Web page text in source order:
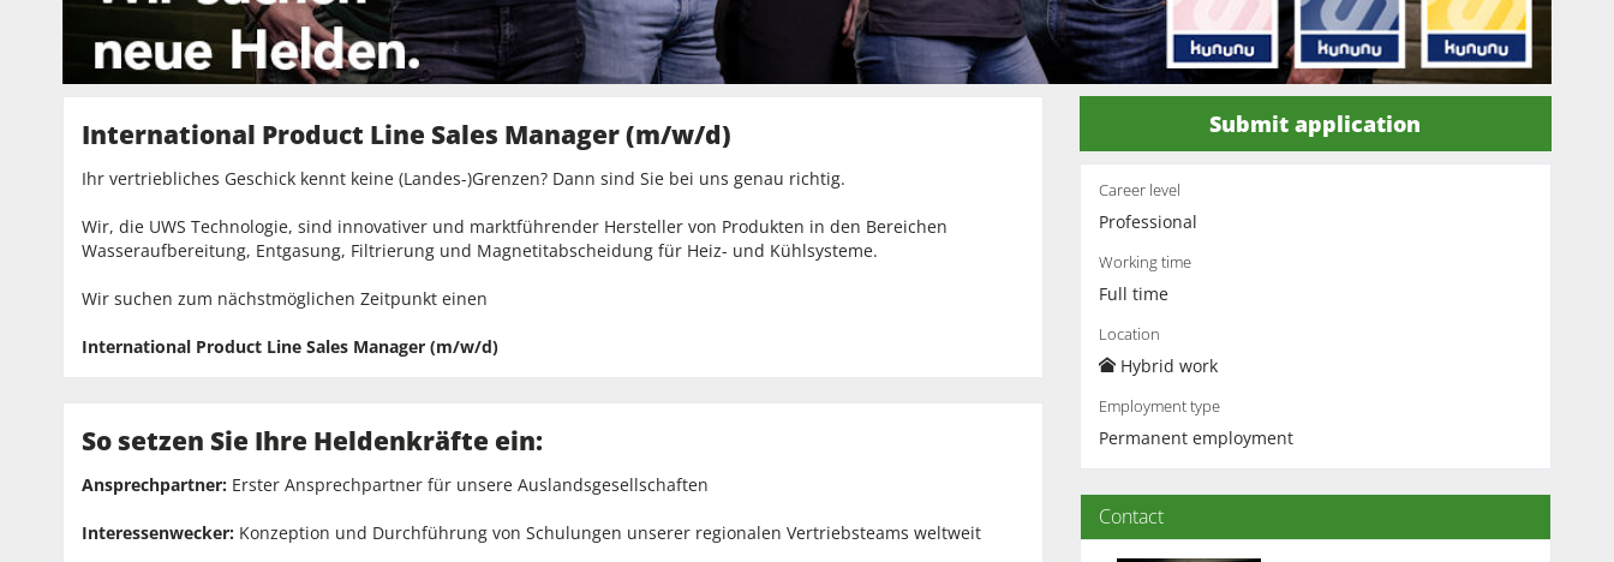
International Product Line Sales Manager (m/w/d)
Ihr vertriebliches Geschick kennt keine (Landes-)Grenzen? Dann sind Sie bei uns genau richtig.
Wir, die UWS Technologie, sind innovativer und marktführender Hersteller von Produkten in den Bereichen
Wasseraufbereitung, Entgasung, Filtrierung und Magnetitabscheidung für Heiz- und Kühlsysteme.
Wir suchen zum nächstmöglichen Zeitpunkt einen
International Product Line Sales Manager (m/w/d)
So setzen Sie Ihre Heldenkräfte ein:
Ansprechpartner: Erster Ansprechpartner für unsere Auslandsgesellschaften
Interessenwecker: Konzeption und Durchführung von Schulungen unserer regionalen Vertriebsteams weltweit
Submit application
Career level
Professional
Working time
Full time
Location
Hybrid work
Employment type
Permanent employment
Contact